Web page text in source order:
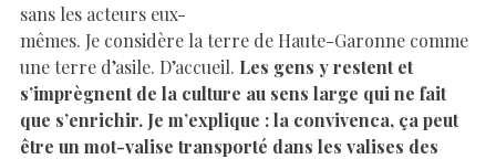
sans les acteurs eux-
mêmes. Je considère la terre de Haute-Garonne comme
une terre d’asile. D’accueil. Les gens y restent et
s’imprègnent de la culture au sens large qui ne fait
que s’enrichir. Je m’explique : la convivenca, ça peut
être un mot-valise transporté dans les valises des